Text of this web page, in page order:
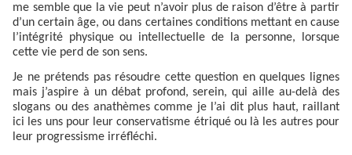
me semble que la vie peut n’avoir plus de raison d’être à partir
d’un certain âge, ou dans certaines conditions mettant en cause
l’intégrité physique ou intellectuelle de la personne, lorsque
cette vie perd de son sens.
Je ne prétends pas résoudre cette question en quelques lignes
mais j’aspire à un débat profond, serein, qui aille au-delà des
slogans ou des anathèmes comme je l’ai dit plus haut, raillant
ici les uns pour leur conservatisme étriqué ou là les autres pour
leur progressisme irréfléchi.